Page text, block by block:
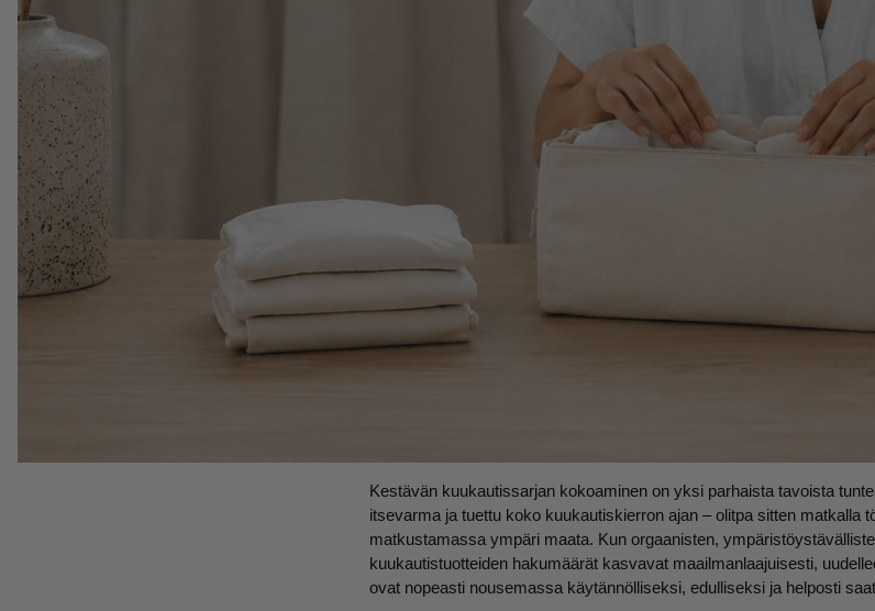
Kestävän kuukautissarjan kokoaminen on yksi parhaista tavoista
itsevarma ja tuettu koko kuukautiskierron ajan – olitpa sitten matkalla
matkustamassa ympäri maata. Kun orgaanisten,
kuukautistuotteiden hakumäärät kasvavat maailmanlaajuisesti,
ovat nopeasti nousemassa käytännölliseksi, edulliseksi ja helposti